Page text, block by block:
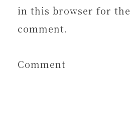
in this browser for
comment.
Comment